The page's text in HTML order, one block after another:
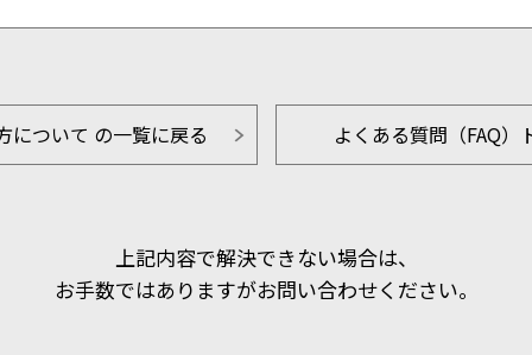
について の一覧に戻る よくある質問（FAQ）
上記内容で解決できない場合は、
お手数ではありますがお問い合わせください。